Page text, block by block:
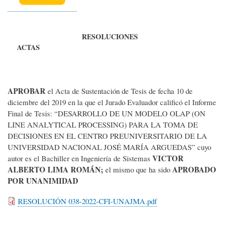
RESOLUCIONES
ACTAS
APROBAR el Acta de Sustentación de Tesis de fecha 10 de
diciembre del 2019 en la que el Jurado Evaluador calificó el Informe
Final de Tesis: “DESARROLLO DE UN MODELO OLAP (ON
LINE ANALYTICAL PROCESSING) PARA LA TOMA DE
DECISIONES EN EL CENTRO PREUNIVERSITARIO DE LA
UNIVERSIDAD NACIONAL JOSÉ MARÍA ARGUEDAS” cuyo
autor es el Bachiller en Ingeniería de Sistemas VICTOR
ALBERTO LIMA ROMÁN; el mismo que ha sido APROBADO
POR UNANIMIDAD
RESOLUCIÓN 038-2022-CFI-UNAJMA.pdf